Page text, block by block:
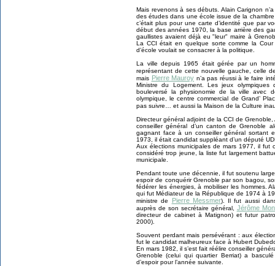
Mais revenons à ses débuts. Alain Carignon
des études dans une école issue de la
c’était plus pour une carte d’identité que par
début des années 1970, la base arrière des
gaullistes avaient déjà eu "leur" maire à
La CCI était en quelque sorte comme la
d’école voulait se consacrer à la politique.
La ville depuis 1965 était gérée par un
représentant de cette nouvelle gauche, celle
mais Pierre Mauroy n’a pas réussi à le faire
Ministre du Logement. Les jeux
bouleversé la physionomie de la ville avec
olympique, le centre commercial de Grand’
pas suivre… et aussi la Maison de la Culture
Directeur général adjoint de la CCI de
conseiller général d’un canton de Grenoble
gagnant face à un conseiller général sortant
1973, il était candidat suppléant d’un député
Aux élections municipales de mars 1977, il
considéré trop jeune, la liste fut largement
municipale.
Pendant toute une décennie, il fut soutenu
espoir de conquérir Grenoble par son bagou,
fédérer les énergies, à mobiliser les hommes.
qui fut Médiateur de la République de 1974 à
ministre de
Pierre Messmer). Il fut aussi
auprès de son secrétaire général, Jérôme
directeur de cabinet à Matignon) et futur
2000).
Souvent perdant mais persévérant : aux
fut le candidat malheureux face à Hubert
En mars 1982, il s’est fait réélire conseiller
Grenoble (celui qui quartier Berriat) a
d’espoir pour l’année suivante.